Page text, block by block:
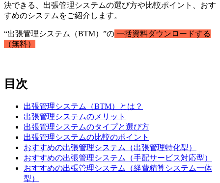
決できる、出張管理システムの選び方や比較ポイント、おす
すめのシステムをご紹介します。
“出張管理システム（BTM）”の 一括資料ダウンロードする
（無料）
目次
出張管理システム（BTM）とは？
出張管理システムのメリット
出張管理システムのタイプと選び方
出張管理システムの比較のポイント
おすすめの出張管理システム（出張管理特化型）
おすすめの出張管理システム（手配サービス対応型）
おすすめの出張管理システム（経費精算システム一体
型）